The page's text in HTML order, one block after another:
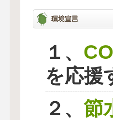
１、
を応援
２、 節